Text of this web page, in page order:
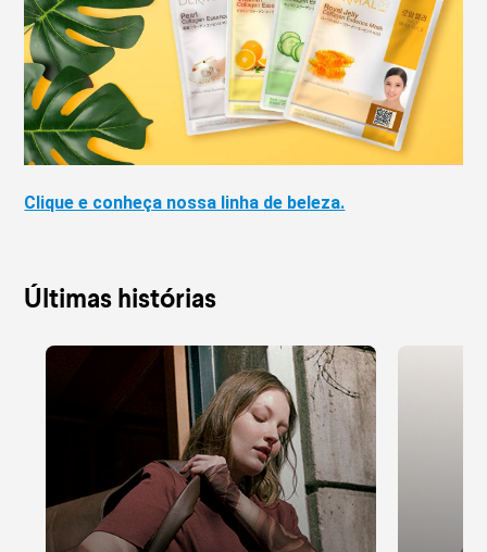
Clique e conheça nossa linha de beleza.
Últimas histórias